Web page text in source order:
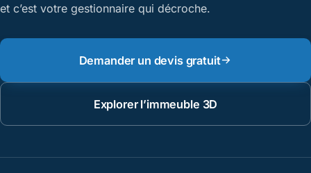
et c’est votre gestionnaire qui décroche.
Demander un devis gratuit
Explorer l’immeuble 3D